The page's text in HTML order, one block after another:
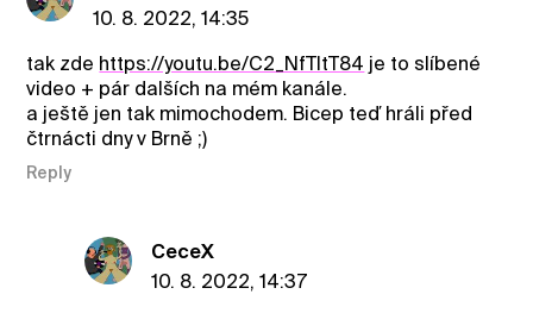
10. 8. 2022, 14:35
tak zde https://youtu.be/C2_NfTItT84 je to slíbené
video + pár dalších na mém kanále.
a ještě jen tak mimochodem. Bicep teď hráli před
čtrnácti dny v Brně ;)
Reply
CeceX
10. 8. 2022, 14:37